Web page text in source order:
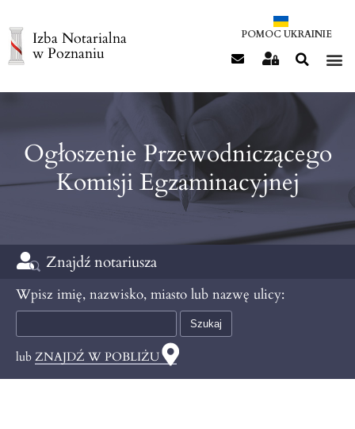
Izba Notarialna
w Poznaniu
POMOC UKRAINIE
Ogłoszenie Przewodniczącego
Komisji Egzaminacyjnej
Znajdź notariusza
Wpisz imię, nazwisko, miasto lub nazwę ulicy:
lub ZNAJDŹ W POBLIŻU